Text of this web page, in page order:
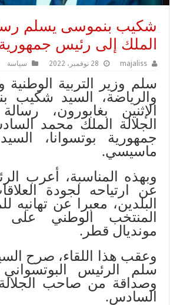
شكيب بنموسى يسلم
الملك إلى رئيس جمهورية
majaliss 28 نوفمبر، 2022 سياسة
سلم وزير التربية الوطنية
والرياضة، السيد شكيب
الإثنين بغابورون،
الجلالة الملك محمد
جمهورية بوتسوانا،
ماسيسي.
وبهذه المناسبة، أعرب
عن ارتياحه لجودة
البلدين، معبرا عن تهانيه
المنتخب الوطني على
مونديال قطر.
وعقب هذا اللقاء، صرح
سلم الرئيس
وصداقة من صاحب
السادس.